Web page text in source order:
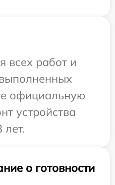
всех работ и
официальную
устройства
о готовности